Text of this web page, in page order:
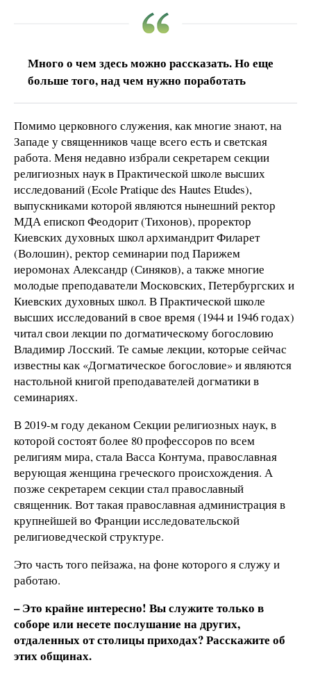
Много о чем здесь можно рассказать. Но еще
больше того, над чем нужно поработать
Помимо церковного служения, как многие знают, на
Западе у священников чаще всего есть и светская
работа. Меня недавно избрали секретарем секции
религиозных наук в Практической школе высших
исследований (Ecole Pratique des Hautes Etudes),
выпускниками которой являются нынешний ректор
МДА епископ Феодорит (Тихонов), проректор
Киевских духовных школ архимандрит Филарет
(Волошин), ректор семинарии под Парижем
иеромонах Александр (Синяков), а также многие
молодые преподаватели Московских, Петербургских и
Киевских духовных школ. В Практической школе
высших исследований в свое время (1944 и 1946 годах)
читал свои лекции по догматическому богословию
Владимир Лосский. Те самые лекции, которые сейчас
известны как «Догматическое богословие» и являются
настольной книгой преподавателей догматики в
семинариях.
В 2019-м году деканом Секции религиозных наук, в
которой состоят более 80 профессоров по всем
религиям мира, стала Васса Контума, православная
верующая женщина греческого происхождения. А
позже секретарем секции стал православный
священник. Вот такая православная администрация в
крупнейшей во Франции исследовательской
религиоведческой структуре.
Это часть того пейзажа, на фоне которого я служу и
работаю.
– Это крайне интересно! Вы служите только в
соборе или несете послушание на других,
отдаленных от столицы приходах? Расскажите об
этих общинах.